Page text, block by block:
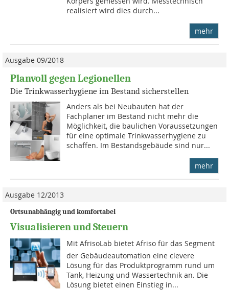
realisiert wird dies durch...
mehr
Ausgabe 09/2018
Planvoll gegen Legionellen
Die Trinkwasserhygiene im Bestand sicherstellen
Anders als bei Neubauten hat der
Fachplaner im Bestand nicht mehr die
Möglichkeit, die baulichen Voraussetzungen
für eine optimale Trinkwasserhy­giene zu
schaffen. Im Bestandsgebäude sind nur...
mehr
Ausgabe 12/2013
Ortsunabhängig und komfortabel
Visualisieren und Steuern
Mit AfrisoLab bietet Afriso für das Segment
der Gebäudeautomation eine clevere
Lösung für das Produktprogramm rund um
Tank, Heizung und Wassertechnik an. Die
Lösung bietet einen Einstieg in...